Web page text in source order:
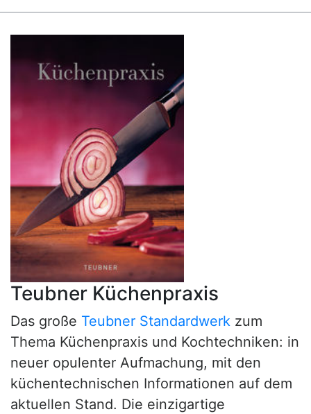
Teubner Küchenpraxis
Das große Teubner Standardwerk zum
Thema Küchenpraxis und Kochtechniken: in
neuer opulenter Aufmachung, mit den
küchentechnischen Informationen auf dem
aktuellen Stand. Die einzigartige